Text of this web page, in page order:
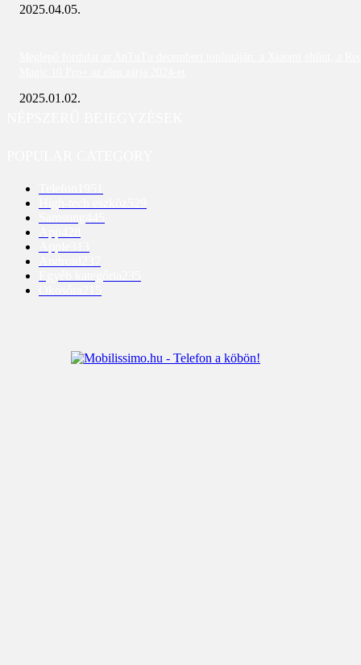
2025.04.05.
2025.01.02.